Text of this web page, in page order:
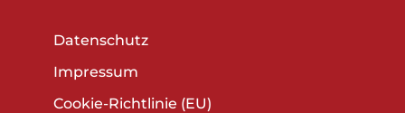
Datenschutz
Impressum
Cookie-Richtlinie (EU)